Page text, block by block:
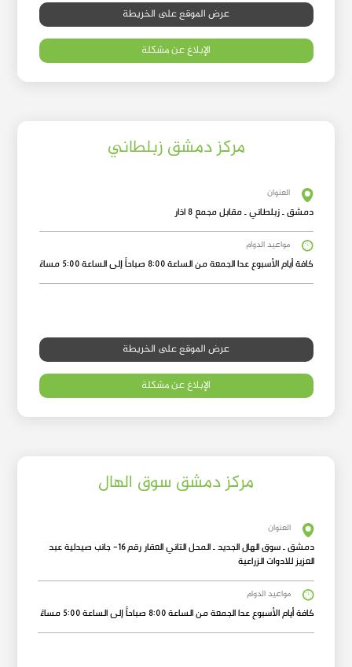
عرض الموقع على الخريطة
الإبلاغ عن مشكلة
مركز دمشق زبلطاني
العنوان
دمشق ـ زبلطاني ـ مقابل مجمع 8 اذار
مواعيد الدوام
كافة أيام الأسبوع عدا الجمعة من الساعة 8:00 صباحاً إلى الساعة 5:00 مساءً
عرض الموقع على الخريطة
الإبلاغ عن مشكلة
مركز دمشق سوق الهال
العنوان
دمشق ـ سوق الهال الجديد ـ المحل التاني العقار رقم 16- جانب صيدلية عبد
العزيز للادوات الزراعية
مواعيد الدوام
كافة أيام الأسبوع عدا الجمعة من الساعة 8:00 صباحاً إلى الساعة 5:00 مساءً